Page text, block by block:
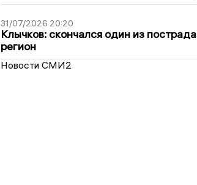
31/07/2026 20:20
Клычков: скончался один из
регион
Новости СМИ2